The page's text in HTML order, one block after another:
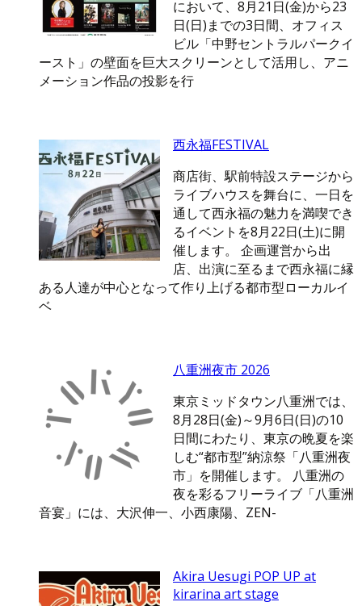
において、8月21日(金)から23
日(日)までの3日間、オフィス
ビル「中野セントラルパークイ
ースト」の壁面を巨大スクリーンとして活用し、アニ
メーション作品の投影を行
西永福FESTIVAL
商店街、駅前特設ステージから
ライブハウスを舞台に、一日を
通して西永福の魅力を満喫でき
るイベントを8月22日(土)に開
催します。 企画運営から出
店、出演に至るまで西永福に縁
ある人達が中心となって作り上げる都市型ローカルイ
ベ
八重洲夜市 2026
東京ミッドタウン八重洲では、
8月28日(金)～9月6日(日)の10
日間にわたり、東京の晩夏を楽
しむ“都市型”納涼祭「八重洲夜
市」を開催します。 八重洲の
夜を彩るフリーライブ「八重洲
音宴」には、大沢伸一、小西康陽、ZEN-
Akira Uesugi POP UP at
kirarina art stage